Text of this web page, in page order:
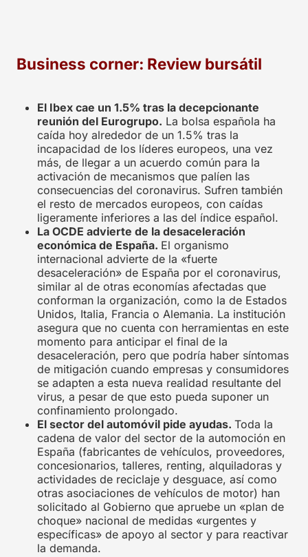
Business corner: Review bursátil
El Ibex cae un 1.5% tras la decepcionante
reunión del Eurogrupo. La bolsa española ha
caída hoy alrededor de un 1.5% tras la
incapacidad de los líderes europeos, una vez
más, de llegar a un acuerdo común para la
activación de mecanismos que palíen las
consecuencias del coronavirus. Sufren también
el resto de mercados europeos, con caídas
ligeramente inferiores a las del índice español.
La OCDE advierte de la desaceleración
económica de España. El organismo
internacional advierte de la «fuerte
desaceleración» de España por el coronavirus,
similar al de otras economías afectadas que
conforman la organización, como la de Estados
Unidos, Italia, Francia o Alemania. La institución
asegura que no cuenta con herramientas en este
momento para anticipar el final de la
desaceleración, pero que podría haber síntomas
de mitigación cuando empresas y consumidores
se adapten a esta nueva realidad resultante del
virus, a pesar de que esto pueda suponer un
confinamiento prolongado.
El sector del automóvil pide ayudas. Toda la
cadena de valor del sector de la automoción en
España (fabricantes de vehículos, proveedores,
concesionarios, talleres, renting, alquiladoras y
actividades de reciclaje y desguace, así como
otras asociaciones de vehículos de motor) han
solicitado al Gobierno que apruebe un «plan de
choque» nacional de medidas «urgentes y
específicas» de apoyo al sector y para reactivar
la demanda.